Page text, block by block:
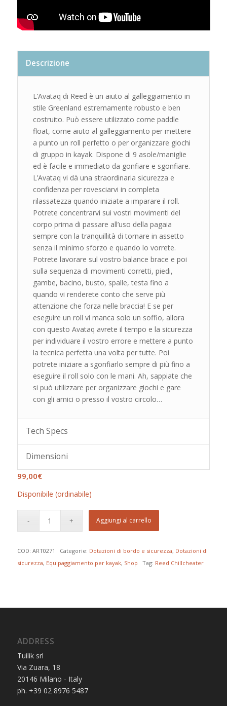
Descrizione
L’Avataq di Reed è un aiuto al galleggiamento in
stile Greenland estremamente robusto e ben
costruito. Può essere utilizzato come paddle
float, come aiuto al galleggiamento per mettere
a punto un roll perfetto o per organizzare giochi
di gruppo in kayak. Dispone di 9 asole/maniglie
ed è facile e immediato da gonfiare e sgonfiare.
L’Avataq vi dà una straordinaria sicurezza e
confidenza per rovesciarvi in completa
rilassatezza quando iniziate a imparare il roll.
Potrete concentrarvi sui vostri movimenti del
corpo prima di passare all’uso della pagaia
sempre con la tranquillità di tornare in assetto
senza il minimo sforzo e quando lo vorrete.
Potrete lavorare sul vostro balance brace e poi
sulla sequenza di movimenti corretti, piedi,
gambe, bacino, busto, spalle, testa fino a
quando vi renderete conto che serve più
attenzione che forza nelle braccia! E se per
eseguire un roll vi manca solo un soffio, allora
con questo Avataq avrete il tempo e la sicurezza
per individuare il vostro errore e mettere a punto
la tecnica perfetta una volta per tutte. Poi
potrete iniziare a sgonfiarlo sempre di più fino a
eseguire il roll solo con le mani. Ah, sappiate che
si può utilizzare per organizzare giochi e gare
con gli amici o presso il vostro circolo…
Tech Specs
Dimensioni
99,00€
Disponibile (ordinabile)
Aggiungi al carrello
COD: ART0271 Categorie: Dotazioni di bordo e sicurezza, Dotazioni di
sicurezza, Equipaggiamento per kayak, Shop Tag: Reed Chillcheater
ADDRESS
Tuilik srl
Via Zuara, 18
20146 Milano - Italy
ph. +39 02 8976 5487